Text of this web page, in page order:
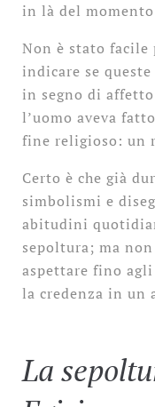
in là del momento
Non è stato facile
indicare se
in segno di
l’uomo aveva
fine religioso: un
Certo è che già
simbolismi e
abitudini
sepoltura; ma
aspettare fino
la credenza in un
La